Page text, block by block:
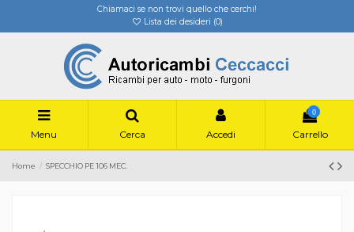
Chiamaci se non trovi quello che cerchi!
Lista dei desideri (0)
Menu Cerca Accedi
0
Carrello
Home SPECCHIO PE 106 MEC.